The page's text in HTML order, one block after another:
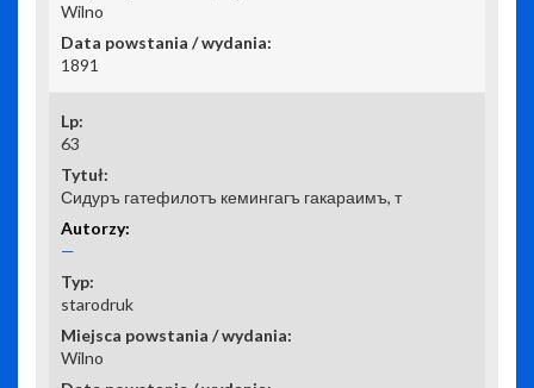
Wilno
1891
63
Сидуръ гатефилотъ кемингагъ гакараимъ, т
—
starodruk
Wilno